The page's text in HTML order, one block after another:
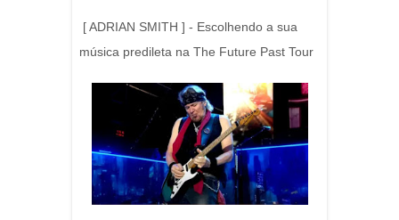
[ ADRIAN SMITH ] - Escolhendo a sua
música predileta na The Future Past Tour